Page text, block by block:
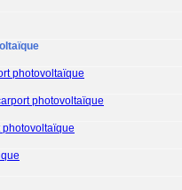
photovoltaïque
photovoltaïque
photovoltaïque